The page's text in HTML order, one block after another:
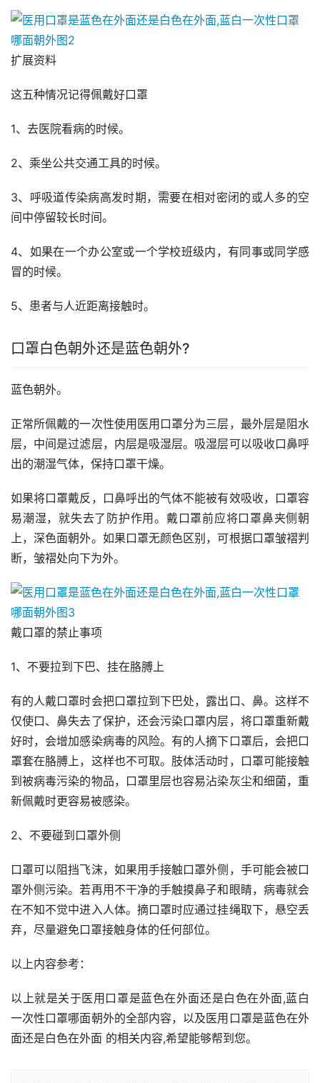
扩展资料
这五种情况记得佩戴好口罩
1、去医院看病的时候。
2、乘坐公共交通工具的时候。
3、呼吸道传染病高发时期，需要在相对密闭的或人多的空
间中停留较长时间。
4、如果在一个办公室或一个学校班级内，有同事或同学感
冒的时候。
5、患者与人近距离接触时。
口罩白色朝外还是蓝色朝外?
蓝色朝外。
正常所佩戴的一次性使用医用口罩分为三层，最外层是阻水
层，中间是过滤层，内层是吸湿层。吸湿层可以吸收口鼻呼
出的潮湿气体，保持口罩干燥。
如果将口罩戴反，口鼻呼出的气体不能被有效吸收，口罩容
易潮湿，就失去了防护作用。戴口罩前应将口罩鼻夹侧朝
上，深色面朝外。如果口罩无颜色区别，可根据口罩皱褶判
断，皱褶处向下为外。
戴口罩的禁止事项
1、不要拉到下巴、挂在胳膊上
有的人戴口罩时会把口罩拉到下巴处，露出口、鼻。这样不
仅使口、鼻失去了保护，还会污染口罩内层，将口罩重新戴
好时，会增加感染病毒的风险。有的人摘下口罩后，会把口
罩套在胳膊上，这样也不可取。肢体活动时，口罩可能接触
到被病毒污染的物品，口罩里层也容易沾染灰尘和细菌，重
新佩戴时更容易被感染。
2、不要碰到口罩外侧
口罩可以阻挡飞沫，如果用手接触口罩外侧，手可能会被口
罩外侧污染。若再用不干净的手触摸鼻子和眼睛，病毒就会
在不知不觉中进入人体。摘口罩时应通过挂绳取下，悬空丢
弃，尽量避免口罩接触身体的任何部位。
以上内容参考：
以上就是关于医用口罩是蓝色在外面还是白色在外面,蓝白
一次性口罩哪面朝外的全部内容，以及医用口罩是蓝色在外
面还是白色在外面 的相关内容,希望能够帮到您。